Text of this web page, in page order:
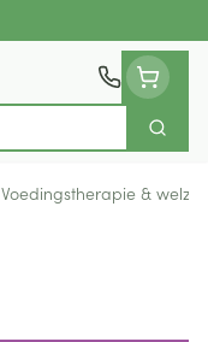
Zoek
Voedingstherapie & welzijn